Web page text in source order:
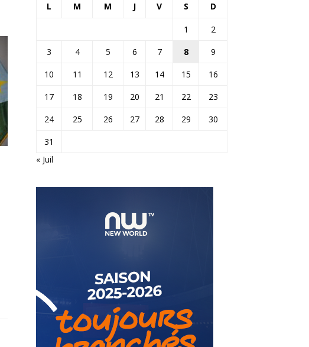
L M M J V S D
1
2
3
4 5 6 7 8
9
10
11 12 13 14 15
16
17
18 19 20 21 22
23
24
25 26 27 28 29
30
31
« Juil